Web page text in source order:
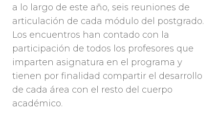
a lo largo de este año, seis reuniones de
articulación de cada módulo del postgrado.
Los encuentros han contado con la
participación de todos los profesores que
imparten asignatura en el programa y
tienen por finalidad compartir el desarrollo
de cada área con el resto del cuerpo
académico.